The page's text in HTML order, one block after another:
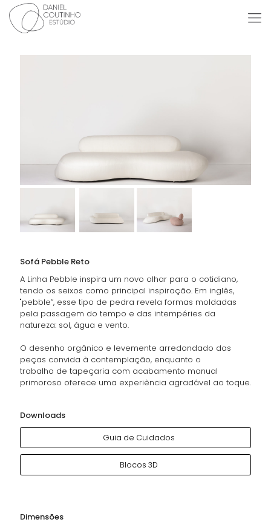
Sofá Pebble Reto
A Linha Pebble inspira um novo olhar para o cotidiano,
tendo os seixos como principal inspiração. Em inglês,
"pebble”, esse tipo de pedra revela formas moldadas
pela passagem do tempo e das intempéries da
natureza: sol, água e vento.
O desenho orgânico e levemente arredondado das
peças convida à contemplação, enquanto o
trabalho de tapeçaria com acabamento manual
primoroso oferece uma experiência agradável ao toque.
Downloads
Guia de Cuidados
Blocos 3D
Dimensões